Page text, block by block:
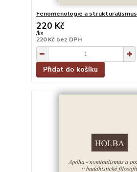
Fenomenologie a strukturalismus
220 Kč
/ks
220 Kč bez DPH
Přidat do košíku